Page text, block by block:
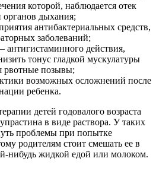
которой, наблюдается отек
органов дыхания;
антибактериальных средств,
заболеваний;
действия,
тонус гладкой мускулатуры
рвотные позывы;
возможных осложнений после
ребенка.
детей годовалого возраста
в виде раствора. У таких
проблемы при попытке
родителям стоит смешать ее в
нибудь жидкой едой или молоком.